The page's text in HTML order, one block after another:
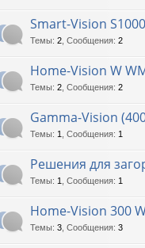
Smart-Vision
Темы: 2 Сообщения: 2
Home-Vision W
Темы: 2 Сообщения: 2
Gamma-Vision
Темы: 1 Сообщения: 1
Решения для
Темы: 1 Сообщения: 1
Home-Vision 300
Темы: 3 Сообщения: 3